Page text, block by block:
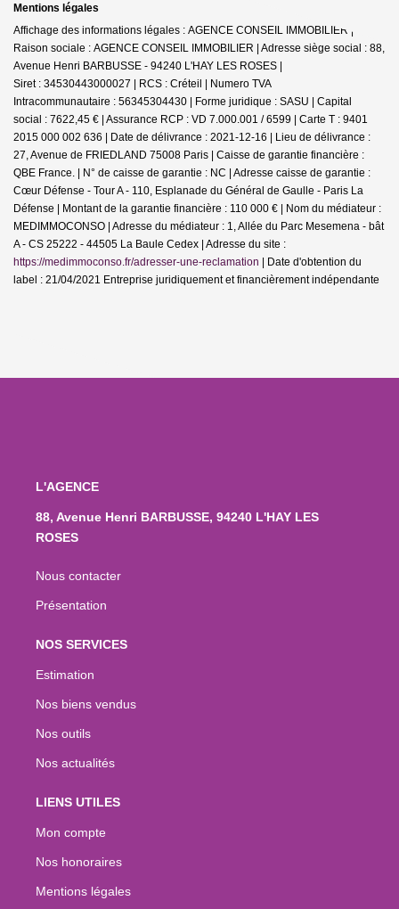
Mentions légales
Affichage des informations légales : AGENCE CONSEIL IMMOBILIER |
Raison sociale : AGENCE CONSEIL IMMOBILIER | Adresse siège social : 88,
Avenue Henri BARBUSSE - 94240 L'HAY LES ROSES |
Siret : 34530443000027 | RCS : Créteil | Numero TVA
Intracommunautaire : 56345304430 | Forme juridique : SASU | Capital
social : 7622,45 € | Assurance RCP : VD 7.000.001 / 6599 | Carte T : 9401
2015 000 002 636 | Date de délivrance : 2021-12-16 | Lieu de délivrance :
27, Avenue de FRIEDLAND 75008 Paris | Caisse de garantie financière :
QBE France. | N° de caisse de garantie : NC | Adresse caisse de garantie :
Cœur Défense - Tour A - 110, Esplanade du Général de Gaulle - Paris La
Défense | Montant de la garantie financière : 110 000 € | Nom du médiateur :
MEDIMMOCONSO | Adresse du médiateur : 1, Allée du Parc Mesemena - bât
A - CS 25222 - 44505 La Baule Cedex | Adresse du site :
https://medimmoconso.fr/adresser-une-reclamation | Date d'obtention du
label : 21/04/2021 Entreprise juridiquement et financièrement indépendante
L'AGENCE
88, Avenue Henri BARBUSSE, 94240 L'HAY LES
ROSES
Nous contacter
Présentation
NOS SERVICES
Estimation
Nos biens vendus
Nos outils
Nos actualités
LIENS UTILES
Mon compte
Nos honoraires
Mentions légales